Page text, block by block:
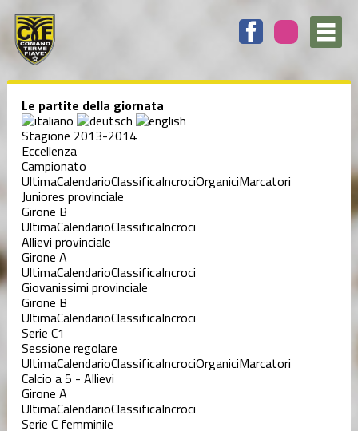
Le partite della giornata
Stagione 2013-2014
Eccellenza
Campionato
UltimaCalendarioClassificaIncrociOrganiciMarcatori
Juniores provinciale
Girone B
UltimaCalendarioClassificaIncroci
Allievi provinciale
Girone A
UltimaCalendarioClassificaIncroci
Giovanissimi provinciale
Girone B
UltimaCalendarioClassificaIncroci
Serie C1
Sessione regolare
UltimaCalendarioClassificaIncrociOrganiciMarcatori
Calcio a 5 - Allievi
Girone A
UltimaCalendarioClassificaIncroci
Serie C femminile